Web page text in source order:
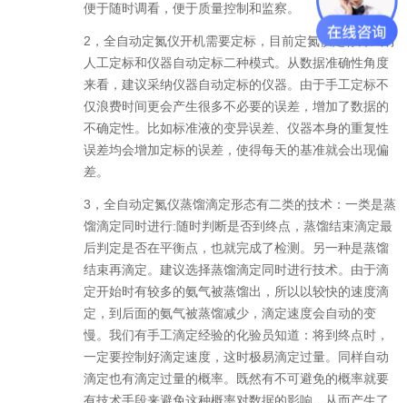
便于随时调看，便于质量控制和监察。
2， 全自动定氮仪开机需要定标，目前定氮仪定标方式有
人工定标和仪器自动定标二种模式。从数据准确性角度
来看，建议采纳仪器自动定标的仪器。由于手工定标不
仅浪费时间更会产生很多不必要的误差，增加了数据的
不确定性。比如标准液的变异误差、仪器本身的重复性
误差均会增加定标的误差，使得每天的基准就会出现偏
差。
3， 全自动定氮仪蒸馏滴定形态有二类的技术：一类是蒸
馏滴定同时进行:随时判断是否到终点，蒸馏结束滴定最
后判定是否在平衡点，也就完成了检测。另一种是蒸馏
结束再滴定。建议选择蒸馏滴定同时进行技术。由于滴
定开始时有较多的氨气被蒸馏出，所以以较快的速度滴
定，到后面的氨气被蒸馏减少，滴定速度会自动的变
慢。我们有手工滴定经验的化验员知道：将到终点时，
一定要控制好滴定速度，这时极易滴定过量。同样自动
滴定也有滴定过量的概率。既然有不可避免的概率就要